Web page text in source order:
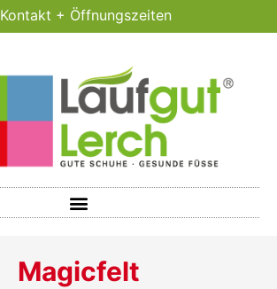
Kontakt + Öffnungszeiten
Magicfelt